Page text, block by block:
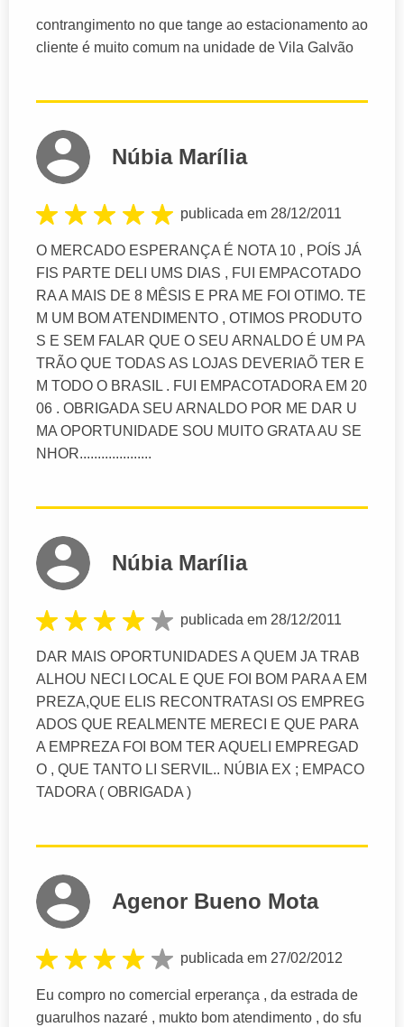
contrangimento no que tange ao estacionamento ao
cliente é muito comum na unidade de Vila Galvão
Núbia Marília
publicada em 28/12/2011
O MERCADO ESPERANÇA É NOTA 10 , POÍS JÁ
FIS PARTE DELI UMS DIAS , FUI EMPACOTADO
RA A MAIS DE 8 MÊSIS E PRA ME FOI OTIMO. TE
M UM BOM ATENDIMENTO , OTIMOS PRODUTO
S E SEM FALAR QUE O SEU ARNALDO É UM PA
TRÃO QUE TODAS AS LOJAS DEVERIAÕ TER E
M TODO O BRASIL . FUI EMPACOTADORA EM 20
06 . OBRIGADA SEU ARNALDO POR ME DAR U
MA OPORTUNIDADE SOU MUITO GRATA AU SE
NHOR....................
Núbia Marília
publicada em 28/12/2011
DAR MAIS OPORTUNIDADES A QUEM JA TRAB
ALHOU NECI LOCAL E QUE FOI BOM PARA A EM
PREZA,QUE ELIS RECONTRATASI OS EMPREG
ADOS QUE REALMENTE MERECI E QUE PARA
A EMPREZA FOI BOM TER AQUELI EMPREGAD
O , QUE TANTO LI SERVIL.. NÚBIA EX ; EMPACO
TADORA ( OBRIGADA )
Agenor Bueno Mota
publicada em 27/02/2012
Eu compro no comercial erperança , da estrada de
guarulhos nazaré , mukto bom atendimento , do sfu